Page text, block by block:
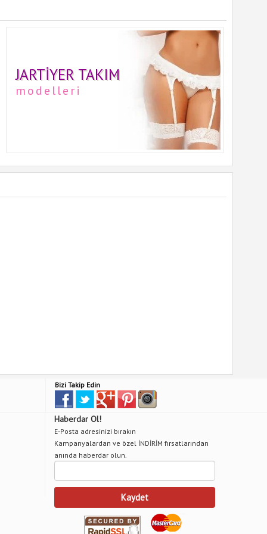
JARTIYER TAKIM
modelleri
Bizi Takip Edin
Haberdar Ol!
E-Posta adresinizi bırakın
Kampanyalardan ve özel İNDİRİM fırsatlarından
anında haberdar olun.
Kaydet